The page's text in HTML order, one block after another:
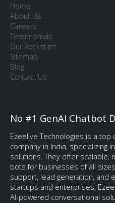
Home
About Us
Careers
Testimonials
Our Rockstars
Sitemap
Blog
Contact Us
No #1 GenAI Chatbot
Ezeelive Technologies is a
company in India, specializing
solutions. They offer scalable,
bots for businesses of all
support, lead generation, and
startups and enterprises,
AI-powered conversational